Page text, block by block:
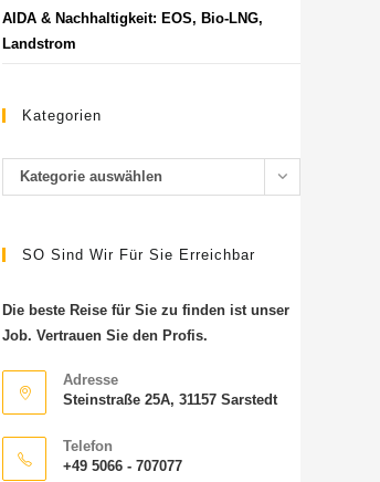
AIDA & Nachhaltigkeit: EOS, Bio-LNG,
Landstrom
Kategorien
Kategorie auswählen
SO Sind Wir Für Sie Erreichbar
Die beste Reise für Sie zu finden ist unser
Job. Vertrauen Sie den Profis.
Adresse
Steinstraße 25A, 31157 Sarstedt
Telefon
+49 5066 - 707077